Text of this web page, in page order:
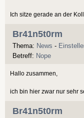
Ich sitze gerade an der
Br41n5t0rm
Thema: News -
Betreff: Nope
Hallo zusammen,
ich bin hier zwar nur sehr
Br41n5t0rm